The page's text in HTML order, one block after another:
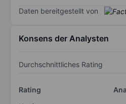
Daten bereitgestellt von
Konsens der Analysten
Durchschnittliches Rating
Rating